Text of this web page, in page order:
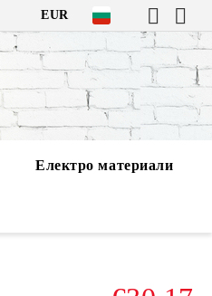
EUR
Електро материали